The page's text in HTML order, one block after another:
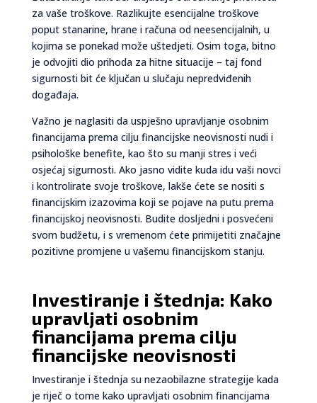
za vaše troškove. Razlikujte esencijalne troškove
poput stanarine, hrane i računa od neesencijalnih, u
kojima se ponekad može uštedjeti. Osim toga, bitno
je odvojiti dio prihoda za hitne situacije – taj fond
sigurnosti bit će ključan u slučaju nepredviđenih
događaja.
Važno je naglasiti da uspješno upravljanje osobnim
financijama prema cilju financijske neovisnosti nudi i
psihološke benefite, kao što su manji stres i veći
osjećaj sigurnosti. Ako jasno vidite kuda idu vaši novci
i kontrolirate svoje troškove, lakše ćete se nositi s
financijskim izazovima koji se pojave na putu prema
financijskoj neovisnosti. Budite dosljedni i posvećeni
svom budžetu, i s vremenom ćete primijetiti značajne
pozitivne promjene u vašemu financijskom stanju.
Investiranje i štednja: Kako
upravljati osobnim
financijama prema cilju
financijske neovisnosti
Investiranje i štednja su nezaobilazne strategije kada
je riječ o tome kako upravljati osobnim financijama